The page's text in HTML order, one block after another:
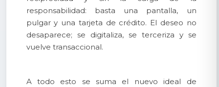
responsabilidad: basta una pantalla, un
pulgar y una tarjeta de crédito. El deseo no
desaparece; se digitaliza, se terceriza y se
vuelve transaccional.
A todo esto se suma el nuevo ideal de